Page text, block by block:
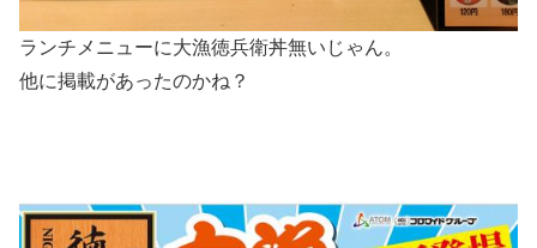
ランチメニューに大漁徳兵衛丼無いじゃん。
他に掲載があったのかね？